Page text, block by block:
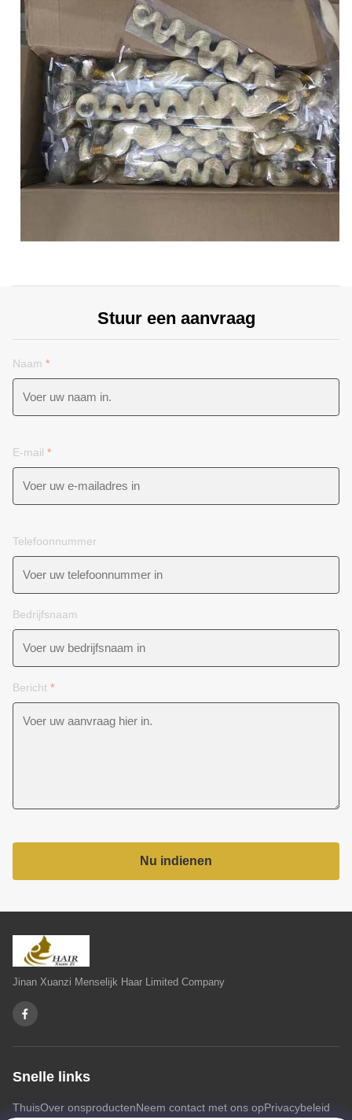
Stuur een aanvraag
Naam *
E-mail *
Telefoonnummer
Bedrijfsnaam
Bericht *
Nu indienen
Jinan Xuanzi Menselijk Haar Limited Company
Snelle links
ThuisOver onsproductenNeem contact met ons opPrivacybeleid